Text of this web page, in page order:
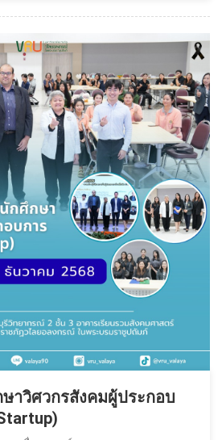
าวิศวกรสังคมผู้ประกอบ